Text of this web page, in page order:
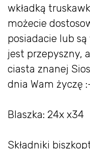
wkładką
możecie
posiadacie lub
jest przepyszny,
ciasta znanej
dnia Wam życzę
Blaszka: 24x x34
Składniki